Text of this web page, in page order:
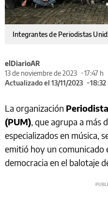
Integrantes de Periodistas
elDiarioAR
13 de noviembre de 2023
17:47 h
Actualizado el 13/11/2023
18:32
La organización
(PUM), que agrupa a más
especializados en música,
emitió hoy un comunicado
democracia en el balotaje